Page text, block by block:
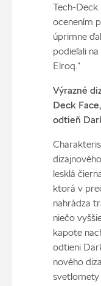
Tech-Deck
ocenením
úprimne
podieľali
Elroq.“
Výrazné
Deck
odtieň
lesklá
ktorá v
nahrádza
niečo
kapote
odtieni
nového
svetlomety